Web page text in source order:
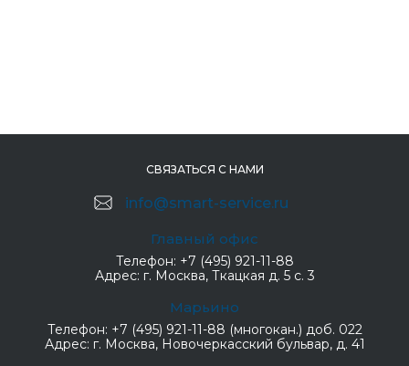
СВЯЗАТЬСЯ С НАМИ
info@smart-service.ru
Главный офис
Телефон: +7 (495) 921-11-88
Адрес: г. Москва, Ткацкая д. 5 с. 3
Марьино
Телефон: +7 (495) 921-11-88 (многокан.) доб. 022
Адрес: г. Москва, Новочеркасский бульвар, д. 41